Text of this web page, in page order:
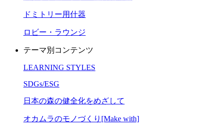
ドミトリー用什器
ロビー・ラウンジ
テーマ別コンテンツ
LEARNING STYLES
SDGs/ESG
日本の森の健全化をめざして
オカムラのモノづくり[Make with]